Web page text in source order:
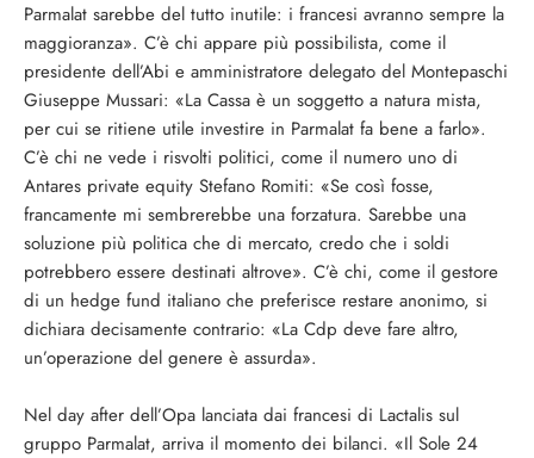
Parmalat sarebbe del tutto inutile: i francesi avranno sempre la
maggioranza». C’è chi appare più possibilista, come il
presidente dell’Abi e amministratore delegato del Montepaschi
Giuseppe Mussari: «La Cassa è un soggetto a natura mista,
per cui se ritiene utile investire in Parmalat fa bene a farlo».
C’è chi ne vede i risvolti politici, come il numero uno di
Antares private equity Stefano Romiti: «Se così fosse,
francamente mi sembrerebbe una forzatura. Sarebbe una
soluzione più politica che di mercato, credo che i soldi
potrebbero essere destinati altrove». C’è chi, come il gestore
di un hedge fund italiano che preferisce restare anonimo, si
dichiara decisamente contrario: «La Cdp deve fare altro,
un’operazione del genere è assurda».
Nel day after dell’Opa lanciata dai francesi di Lactalis sul
gruppo Parmalat, arriva il momento dei bilanci. «Il Sole 24